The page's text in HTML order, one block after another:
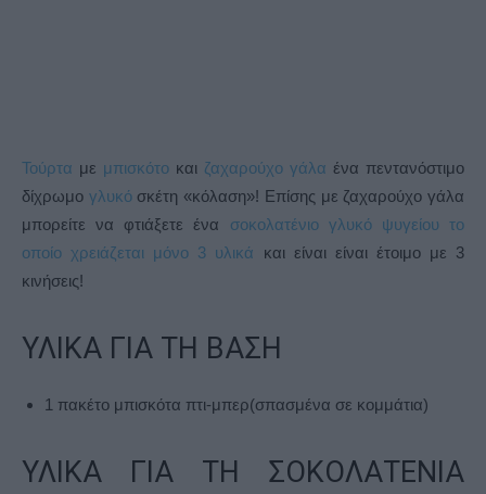
Τούρτα με μπισκότο και ζαχαρούχο γάλα ένα πεντανόστιμο
δίχρωμο γλυκό σκέτη «κόλαση»! Επίσης με ζαχαρούχο γάλα
μπορείτε να φτιάξετε ένα σοκολατένιο γλυκό ψυγείου το
οποίο χρειάζεται μόνο 3 υλικά και είναι είναι έτοιμο με 3
κινήσεις!
ΥΛΙΚΑ ΓΙΑ ΤΗ ΒΑΣΗ
1 πακέτο μπισκότα πτι-μπερ(σπασμένα σε κομμάτια)
ΥΛΙΚΑ ΓΙΑ ΤΗ ΣΟΚΟΛΑΤΕΝΙΑ